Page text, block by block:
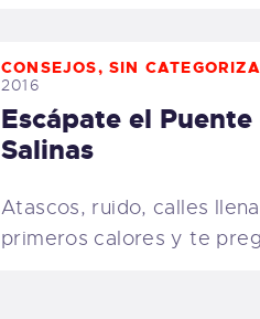
CONSEJOS,SIN
2016
Escápate el
Salinas
Atascos, ruido, calles
primeros calores y te